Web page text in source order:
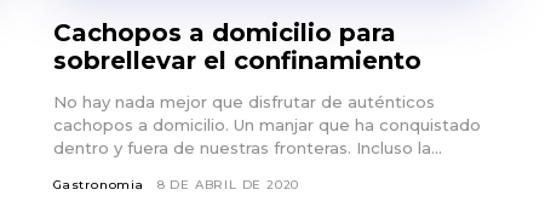
Cachopos a domicilio para
sobrellevar el confinamiento
No hay nada mejor que disfrutar de auténticos
cachopos a domicilio. Un manjar que ha conquistado
dentro y fuera de nuestras fronteras. Incluso la...
Gastronomia 8 DE ABRIL DE 2020